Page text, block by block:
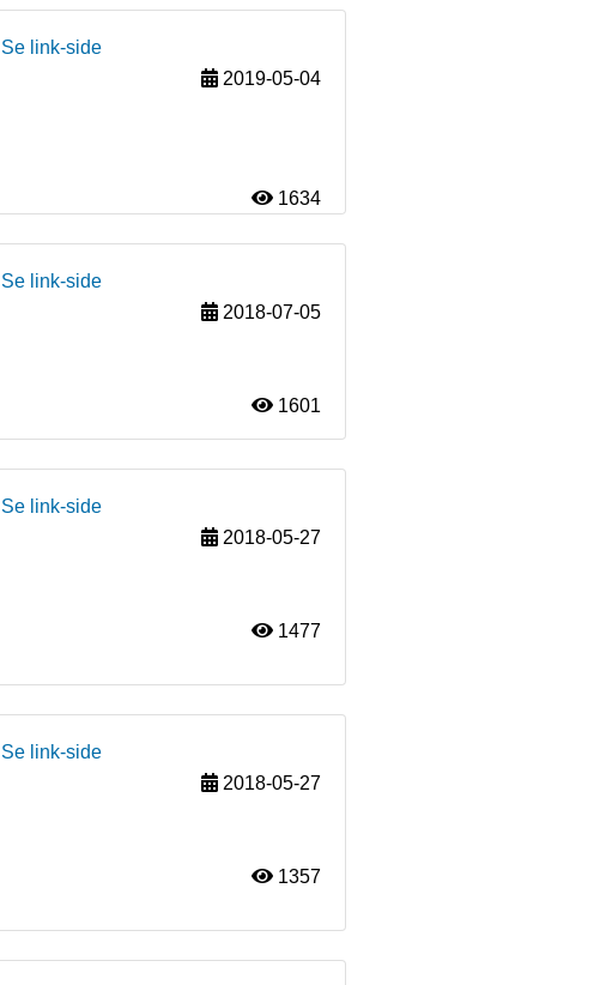
Se link-side
2019-05-04
1634
Se link-side
2018-07-05
1601
Se link-side
2018-05-27
1477
Se link-side
2018-05-27
1357